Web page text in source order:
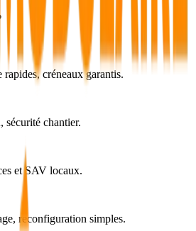
créneaux garantis.
sécurité chantier.
et SAV locaux.
reconfiguration simples.